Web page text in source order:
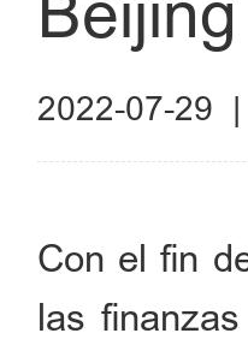
2022-07-29 |
Con el fin
las